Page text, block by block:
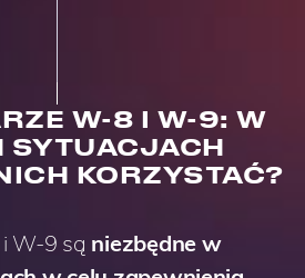
W-8 I W-9: W
SYTUACJACH
KORZYSTAĆ?
W-9 są niezbędne w